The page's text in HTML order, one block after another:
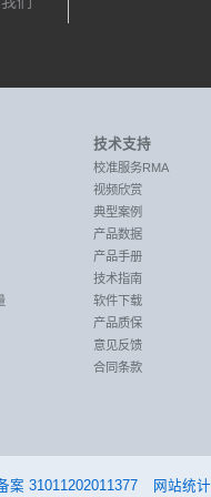
技术支持
校准服务RMA
视频欣赏
典型案例
产品数据
产品手册
技术指南
软件下载
产品质保
意见反馈
合同条款
案 31011202011377 网站统计